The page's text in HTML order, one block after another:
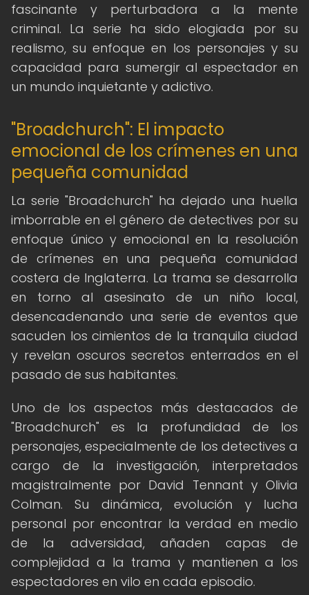
fascinante y perturbadora a la mente
criminal. La serie ha sido elogiada por su
realismo, su enfoque en los personajes y su
capacidad para sumergir al espectador en
un mundo inquietante y adictivo.
"Broadchurch": El impacto
emocional de los crímenes en una
pequeña comunidad
La serie "Broadchurch" ha dejado una huella
imborrable en el género de detectives por su
enfoque único y emocional en la resolución
de crímenes en una pequeña comunidad
costera de Inglaterra. La trama se desarrolla
en torno al asesinato de un niño local,
desencadenando una serie de eventos que
sacuden los cimientos de la tranquila ciudad
y revelan oscuros secretos enterrados en el
pasado de sus habitantes.
Uno de los aspectos más destacados de
"Broadchurch" es la profundidad de los
personajes, especialmente de los detectives a
cargo de la investigación, interpretados
magistralmente por David Tennant y Olivia
Colman. Su dinámica, evolución y lucha
personal por encontrar la verdad en medio
de la adversidad, añaden capas de
complejidad a la trama y mantienen a los
espectadores en vilo en cada episodio.